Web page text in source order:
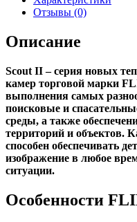
Отзывы (0)
Описание
Scout II – серия новых
камер торговой марки
выполнения самых
поисковые и
среды, а также
территорий и объектов.
способен обеспечивать
изображение в любое
ситуации.
Особенности